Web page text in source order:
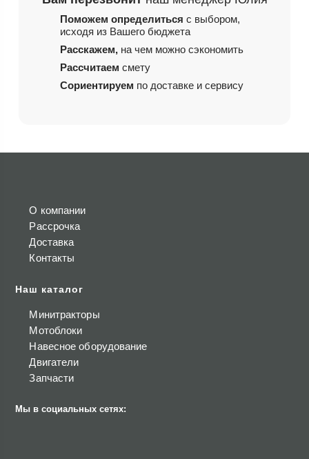
Поможем определитьсяс выбором,
исходя из Вашего бюджета
Расскажем, на чем можно сэкономить
Рассчитаемсмету
Сориентируем по доставке и сервису
О компании
Рассрочка
Доставка
Контакты
Наш каталог
Минитракторы
Мотоблоки
Навесное оборудование
Двигатели
Запчасти
Мы в социальных сетях: